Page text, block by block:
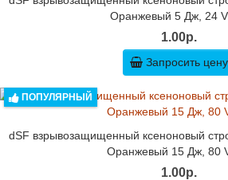
Оранжевый 5 Дж, 24
1.00р.
Запросить цену
ПОПУЛЯРНЫЙ
dSF взрывозащищенный ксеноновый
Оранжевый 15 Дж, 80
1.00р.